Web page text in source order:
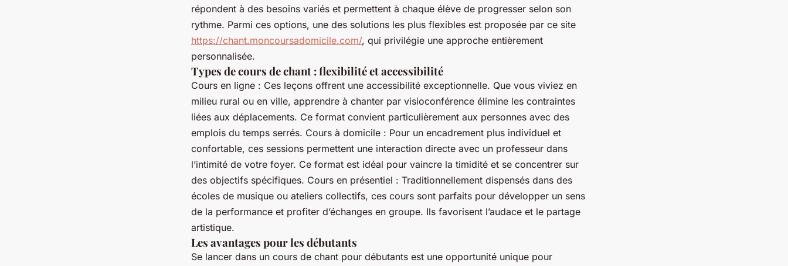
répondent à des besoins variés et permettent à chaque élève de progresser selon son
rythme. Parmi ces options, une des solutions les plus flexibles est proposée par ce site
https://chant.moncoursadomicile.com/, qui privilégie une approche entièrement
personnalisée.
Types de cours de chant : flexibilité et accessibilité
Cours en ligne : Ces leçons offrent une accessibilité exceptionnelle. Que vous viviez en
milieu rural ou en ville, apprendre à chanter par visioconférence élimine les contraintes
liées aux déplacements. Ce format convient particulièrement aux personnes avec des
emplois du temps serrés. Cours à domicile : Pour un encadrement plus individuel et
confortable, ces sessions permettent une interaction directe avec un professeur dans
l’intimité de votre foyer. Ce format est idéal pour vaincre la timidité et se concentrer sur
des objectifs spécifiques. Cours en présentiel : Traditionnellement dispensés dans des
écoles de musique ou ateliers collectifs, ces cours sont parfaits pour développer un sens
de la performance et profiter d’échanges en groupe. Ils favorisent l’audace et le partage
artistique.
Les avantages pour les débutants
Se lancer dans un cours de chant pour débutants est une opportunité unique pour